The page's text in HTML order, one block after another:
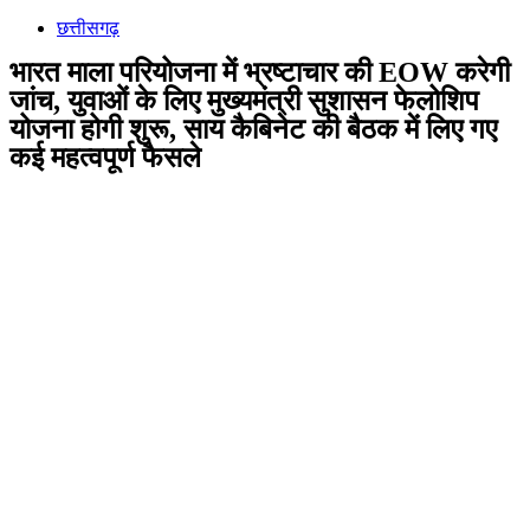
छत्तीसगढ़
भारत माला परियोजना में भ्रष्टाचार की EOW करेगी
जांच, युवाओं के लिए मुख्यमंत्री सुशासन फेलोशिप
योजना होगी शुरू, साय कैबिनेट की बैठक में लिए गए
कई महत्वपूर्ण फैसले